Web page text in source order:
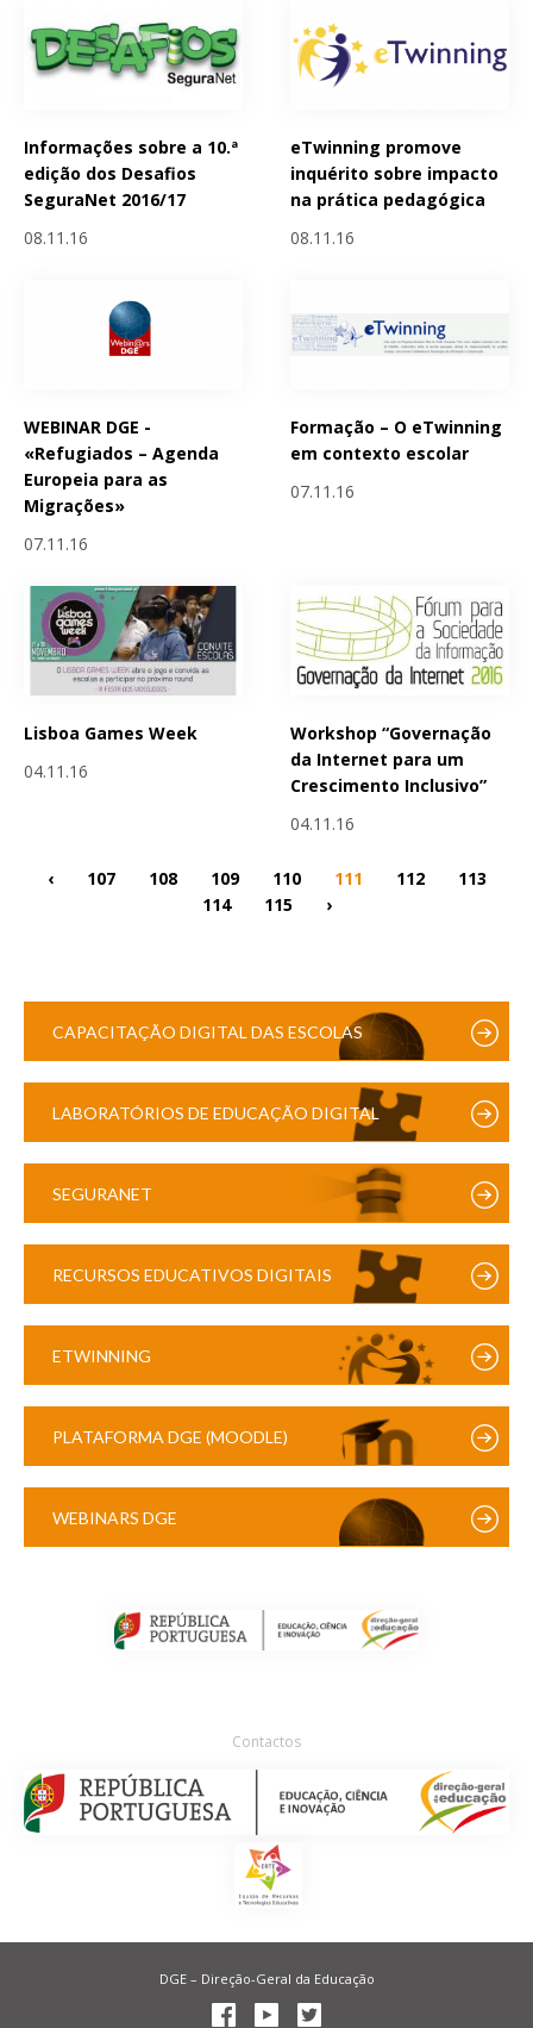
Informações sobre a 10.ª
edição dos Desafios
SeguraNet 2016/17
08.11.16
eTwinning promove
inquérito sobre impacto
na prática pedagógica
08.11.16
WEBINAR DGE -
«Refugiados – Agenda
Europeia para as
Migrações»
07.11.16
Formação – O eTwinning
em contexto escolar
07.11.16
Lisboa Games Week
04.11.16
Workshop “Governação
da Internet para um
Crescimento Inclusivo”
04.11.16
‹ 107 108 109 110 111 112
113
114
115 ›
CAPACITAÇÃO DIGITAL DAS ESCOLAS
LABORATÓRIOS DE EDUCAÇÃO DIGITAL
SEGURANET
RECURSOS EDUCATIVOS DIGITAIS
ETWINNING
PLATAFORMA DGE (MOODLE)
WEBINARS DGE
Contactos
DGE – Direção-Geral da Educação